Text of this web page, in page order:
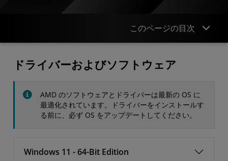
このページの目次
ドライバー
お問合せ
ドライバーおよびソフトウェア
AMD のソフトウェアとドライバーは最新の OS に
最適化されています。ドライバーをインストールす
る前に、必ず OS をアップデートしてください。
Windows 11 - 64-Bit Edition